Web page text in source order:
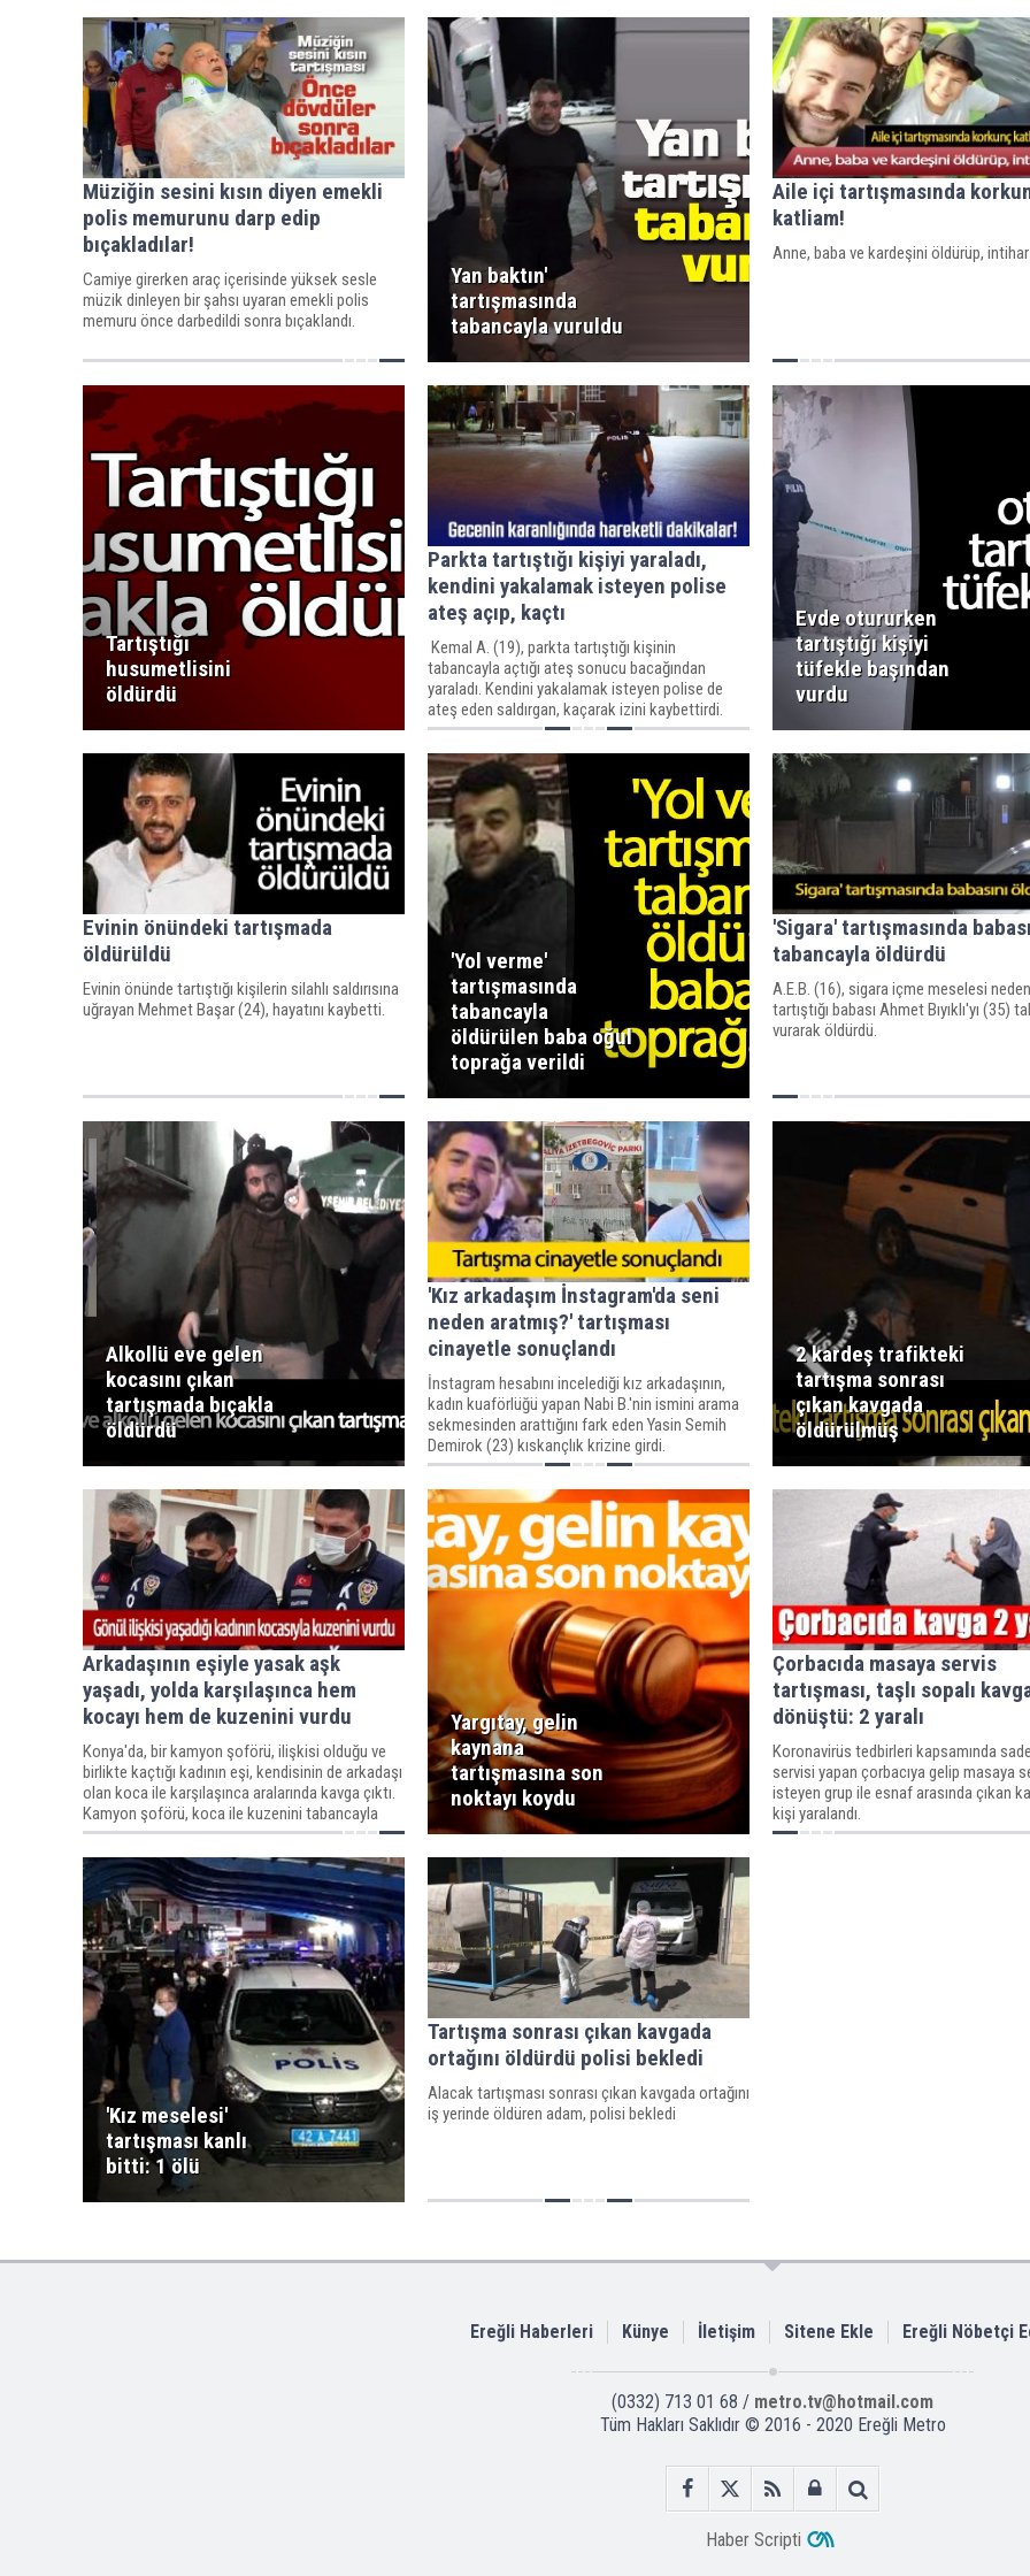
Müziğin sesini kısın diyen emekli
polis memurunu darp edip
bıçakladılar!
Camiye girerken araç içerisinde yüksek sesle
müzik dinleyen bir şahsı uyaran emekli polis
memuru önce darbedildi sonra bıçaklandı.
Yan baktın'
tartışmasında
tabancayla vuruldu
Aile içi tartışmasında
katliam!
Anne, baba ve kardeşini öldürüp,
Tartıştığı
husumetlisini
öldürdü
Parkta tartıştığı kişiyi yaraladı,
kendini yakalamak isteyen polise
ateş açıp, kaçtı
Kemal A. (19), parkta tartıştığı kişinin
tabancayla açtığı ateş sonucu bacağından
yaraladı. Kendini yakalamak isteyen polise de
ateş eden saldırgan, kaçarak izini kaybettirdi.
Evde otururken
tartıştığı kişiyi
tüfekle başından
vurdu
Evinin önündeki tartışmada
öldürüldü
Evinin önünde tartıştığı kişilerin silahlı saldırısına
uğrayan Mehmet Başar (24), hayatını kaybetti.
'Yol verme'
tartışmasında
tabancayla
öldürülen baba oğul
toprağa verildi
'Sigara' tartışmasında
tabancayla öldürdü
A.E.B. (16), sigara içme meselesi
tartıştığı babası Ahmet Bıyıklı'yı (35)
vurarak öldürdü.
Alkollü eve gelen
kocasını çıkan
tartışmada bıçakla
öldürdü
'Kız arkadaşım İnstagram'da seni
neden aratmış?' tartışması
cinayetle sonuçlandı
İnstagram hesabını incelediği kız arkadaşının,
kadın kuaförlüğü yapan Nabi B.'nin ismini arama
sekmesinden arattığını fark eden Yasin Semih
Demirok (23) kıskançlık krizine girdi.
2 kardeş trafikteki
tartışma sonrası
çıkan kavgada
öldürülmüş
Arkadaşının eşiyle yasak aşk
yaşadı, yolda karşılaşınca hem
kocayı hem de kuzenini vurdu
Konya'da, bir kamyon şoförü, ilişkisi olduğu ve
birlikte kaçtığı kadının eşi, kendisinin de arkadaşı
olan koca ile karşılaşınca aralarında kavga çıktı.
Kamyon şoförü, koca ile kuzenini tabancayla
vurarak yaraladı.
Yargıtay, gelin
kaynana
tartışmasına son
noktayı koydu
Çorbacıda masaya servis
tartışması, taşlı sopalı
dönüştü: 2 yaralı
Koronavirüs tedbirleri kapsamında
servisi yapan çorbacıya gelip masaya
isteyen grup ile esnaf arasında çıkan
kişi yaralandı.
'Kız meselesi'
tartışması kanlı
bitti: 1 ölü
Tartışma sonrası çıkan kavgada
ortağını öldürdü polisi bekledi
Alacak tartışması sonrası çıkan kavgada ortağını
iş yerinde öldüren adam, polisi bekledi
Ereğli Haberleri Künye İletişim Sitene Ekle Ereğli Nöbetçi
(0332) 713 01 68 / metro.tv@hotmail.com
Tüm Hakları Saklıdır © 2016 - 2020 Ereğli Metro
Haber Scripti